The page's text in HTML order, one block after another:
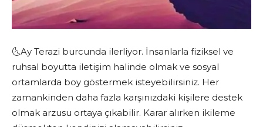
🌜Ay Terazi burcunda ilerliyor. İnsanlarla fiziksel ve
ruhsal boyutta iletişim halinde olmak ve sosyal
ortamlarda boy göstermek isteyebilirsiniz. Her
zamankinden daha fazla karşınızdaki kişilere destek
olmak arzusu ortaya çıkabilir. Karar alırken ikileme